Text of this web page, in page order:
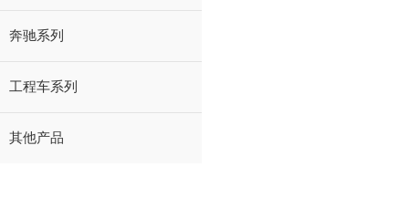
奔驰系列
工程车系列
其他产品